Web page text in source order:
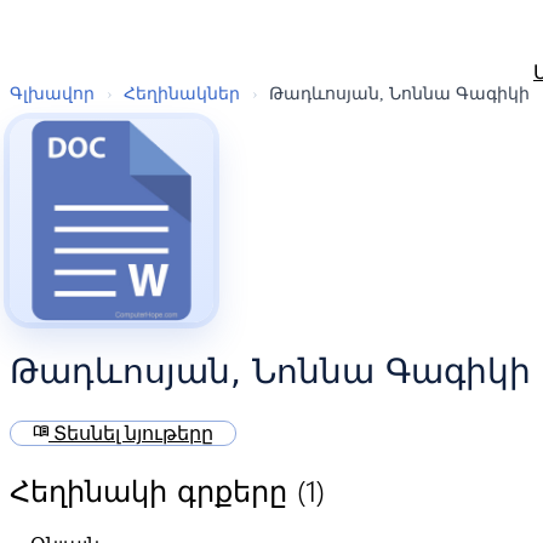
Գլխավոր › Հեղինակներ › Թադևոսյան, Նոննա Գագիկի
Թադևոսյան, Նոննա Գագիկի
menu_book Տեսնել նյութերը
Հեղինակի գրքերը (1)